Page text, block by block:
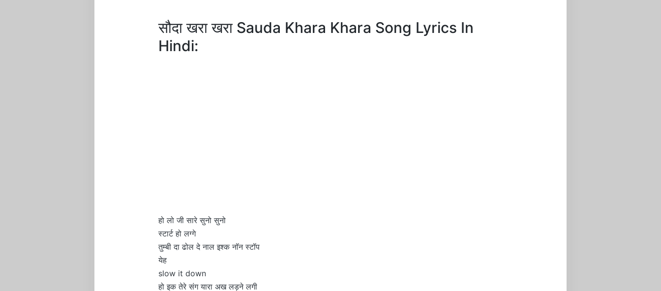
सौदा खरा खरा Sauda Khara Khara Song Lyrics In
Hindi:
हो लो जी सारे सुनो सुनो
स्टार्ट हो लग्गे
तुम्बी दा ढोल दे नाल इश्क नॉन स्टॉप
येह
slow it down
हो इक तेरे संग यारा अख लड़ने लगी